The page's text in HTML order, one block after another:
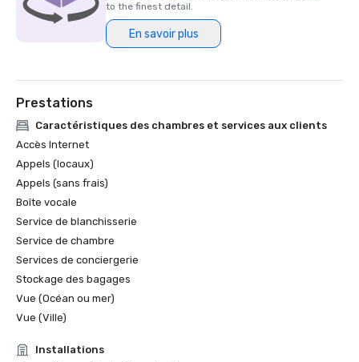
to the finest detail.
En savoir plus
Prestations
Caractéristiques des chambres et services aux clients
Accès Internet
Appels (locaux)
Appels (sans frais)
Boîte vocale
Service de blanchisserie
Service de chambre
Services de conciergerie
Stockage des bagages
Vue (Océan ou mer)
Vue (Ville)
Installations